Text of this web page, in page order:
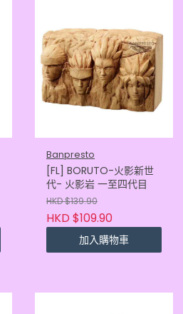
Banpresto
[FL] BORUTO-火影新世
代- 火影岩 一至四代目
HKD $139.90
HKD $109.90
加入購物車